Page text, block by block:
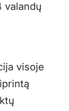
valandų
visoje